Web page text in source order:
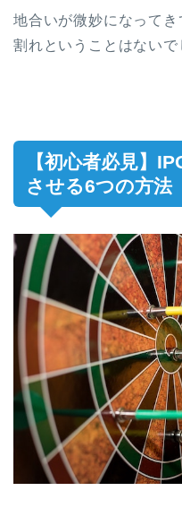
地合いが微妙になって
割れということはないで
【初心者必見】
させる6つの方法